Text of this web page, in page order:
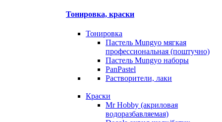
Тонировка, краски
Тонировка
Пастель Mungyo мягкая
профессиональная (поштучно)
Пастель Mungyo наборы
PanPastel
Растворители, лаки
Краски
Mr Hobby (акриловая
водоразбавляемая)